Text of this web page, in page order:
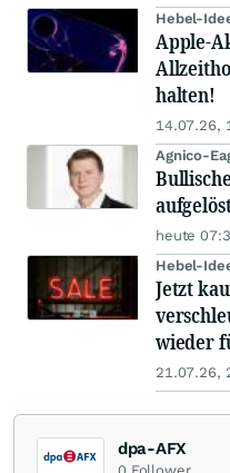
Hebel-
Apple-
halten!
14.07.26,
Agnico-
heute
Hebel-
Jetzt
wieder
21.07.26,
dpa-AFX